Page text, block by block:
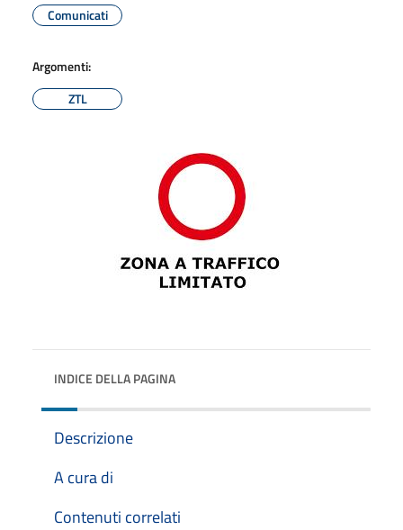
Comunicati
Argomenti:
ZTL
INDICE DELLA PAGINA
Descrizione
A cura di
Contenuti correlati